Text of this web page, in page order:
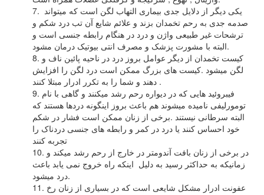
7. یکی دیگر از دلایل جدی بیماری التهاب لگن است که میتواند
صدمه جدی به رحم تخمدان بزند و علائم شایع آن تب درد شکم و
ترشحات غیر طبیعی واژن و درد در هنگام رابطه جنسی است و
البته با مشورت پزشک و مصرف انتی بیوتیک درمان مشود.
8. کیست تخمدان از دیگر عوامل بروز درد در ناحیه پائین ناف و
لگن میشود .کیست های بزرگ ممکن است درد لگن را افزایش
دهند و شما را به تکرر ادرار مبتلا کنند .
9. فیبروئید هایی که در دیواره رحم رشد میکنند و گاهی با نام
تومورلیفی نامیده میشوند هم باعث بروز اینگونه دردها هستند که
البته سرطانی نیستند .برخی از زنان ممکن است فشار در شکم
خود احساس کنند یا درد در کمر و رابطه های جنسی دردناک را
تجربه کنند
10. در برخی از زنان بافت آندومتر در خارج از رحم رشد میکند و
زمانیکه به حداکثر رسید به دلیل اینکه راه خروج نمی یابد باعث
درد میشود.
11. عفونت ادرار مشکل شایعی است که در بسیاری از زنان رخ